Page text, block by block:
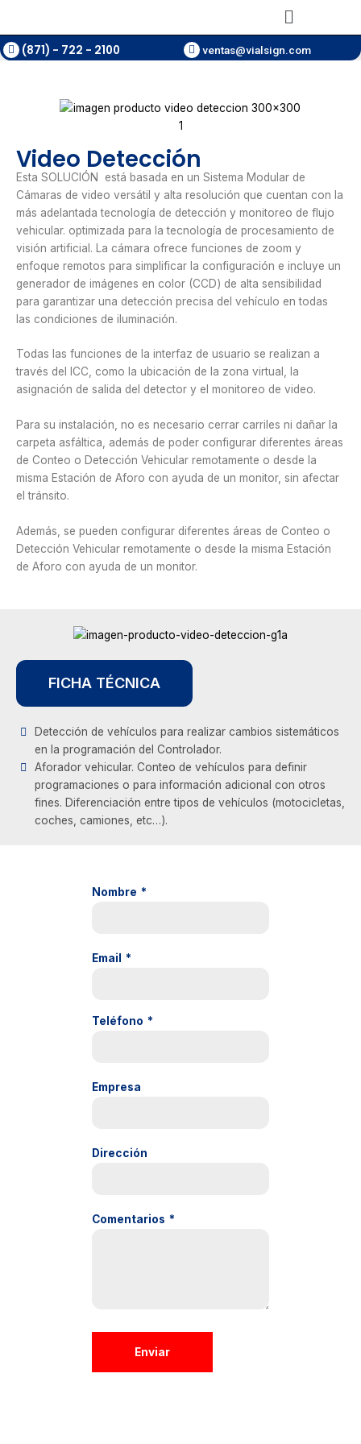
contenido
Main
Menu
(871) - 722 - 2100 ventas@vialsign.com
Video Detección
Esta SOLUCIÓN está basada en un Sistema Modular de
Cámaras de video versátil y alta resolución que cuentan con la
más adelantada tecnología de detección y monitoreo de flujo
vehicular. optimizada para la tecnología de procesamiento de
visión artificial. La cámara ofrece funciones de zoom y
enfoque remotos para simplificar la configuración e incluye un
generador de imágenes en color (CCD) de alta sensibilidad
para garantizar una detección precisa del vehículo en todas
las condiciones de iluminación.
Todas las funciones de la interfaz de usuario se realizan a
través del ICC, como la ubicación de la zona virtual, la
asignación de salida del detector y el monitoreo de video.
Para su instalación, no es necesario cerrar carriles ni dañar la
carpeta asfáltica, además de poder configurar diferentes áreas
de Conteo o Detección Vehicular remotamente o desde la
misma Estación de Aforo con ayuda de un monitor, sin afectar
el tránsito.
Además, se pueden configurar diferentes áreas de Conteo o
Detección Vehicular remotamente o desde la misma Estación
de Aforo con ayuda de un monitor.
FICHA TÉCNICA
Detección de vehículos para realizar cambios sistemáticos
en la programación del Controlador.
Aforador vehicular. Conteo de vehículos para definir
programaciones o para información adicional con otros
fines. Diferenciación entre tipos de vehículos (motocicletas,
coches, camiones, etc…).
Nombre *
Email *
Teléfono *
Empresa
Dirección
Comentarios *
Enviar